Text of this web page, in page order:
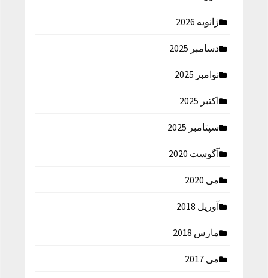
ژانویه 2026
دسامبر 2025
نوامبر 2025
اکتبر 2025
سپتامبر 2025
آگوست 2020
می 2020
آوریل 2018
مارس 2018
می 2017